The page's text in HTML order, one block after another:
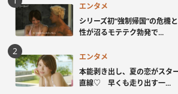
エンタメ
シリーズ初“強制帰国”の危
性が沼るモテテク勃発で...
エンタメ
本能剥き出し、夏の恋がス
直線♡ 早くも走り出す一...